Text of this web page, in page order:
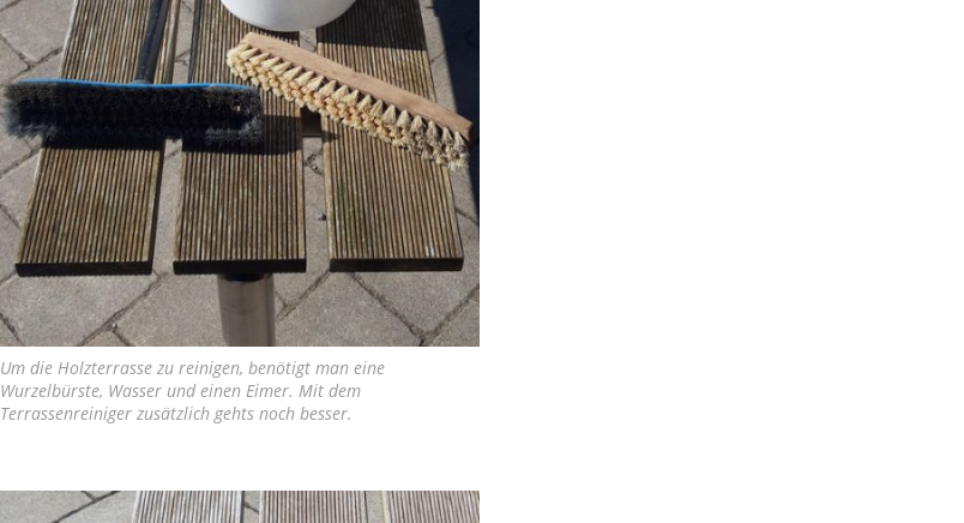
Um die Holzterrasse zu reinigen, benötigt man eine
Wurzelbürste, Wasser und einen Eimer. Mit dem
Terrassenreiniger zusätzlich gehts noch besser.